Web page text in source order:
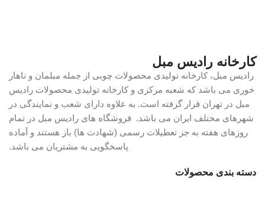
کارخانه رادیس مبل
رادیس مبل، کارخانه تولیدی محصولات چوبی از جمله مبلمان و ناهار
خوری می باشد که شعبه مرکزی و کارخانه تولیدی محصولات رادیس
مبل در تهران قرار گرفته است. به علاوه دارای شعب و نمایندگی در
شهرهای مختلف ایران می باشد. فروشگاه های رادیس مبل در تمام
روزهای هفته به جز تعطیلات رسمی (شهادت ها) باز هستند و آماده
پاسخگویی به مشتریان می باشد.
دسته بندی محصولات